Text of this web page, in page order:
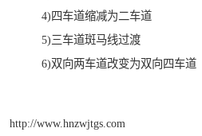
4)四车道缩减为二车道
5)三车道斑马线过渡
6)双向两车道改变为双向四车道
http://www.hnzwjtgs.com